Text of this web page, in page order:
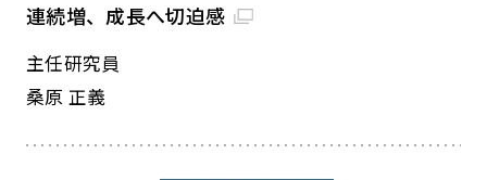
連続増、成長へ切迫感
主任研究員
桑原 正義